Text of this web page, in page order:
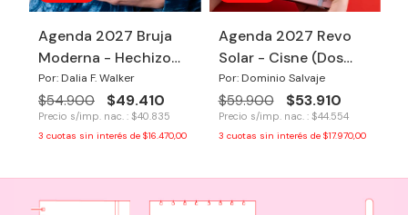
Agenda 2027 Bruja
Moderna - Hechizo
(Dos días por página)
Por: Dalia F. Walker
$54.900 $49.410
Precio s/imp. nac. : $40.835
3 cuotas sin interés de $16.470,00
Agenda 2027 Revo
Solar - Cisne (Dos
días por página)
Por: Dominio Salvaje
$59.900 $53.910
Precio s/imp. nac. : $44.554
3 cuotas sin interés de $17.970,00